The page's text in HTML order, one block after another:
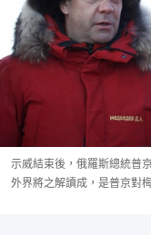
示威結束後，俄羅斯總統普
外界將之解讀成，是普京對